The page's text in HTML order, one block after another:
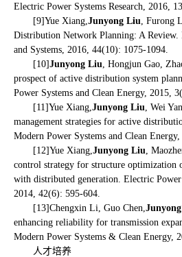
Electric Power Systems Research, 2016,
[9]Yue Xiang, Junyong Liu , Furong
Distribution Network Planning: A Review.
and Systems, 2016, 44(10): 1075-1094.
[10]Junyong Liu , Hongjun Gao,
prospect of active distribution system
Power Systems and Clean Energy, 2015,
[11]Yue Xiang, Junyong Liu , Wei
management strategies for active
Modern Power Systems and Clean
[12]Yue Xiang, Junyong Liu ,
control strategy for structure optimization
with distributed generation. Electric Power
2014, 42(6): 595-604.
[13]Chengxin Li, Guo Chen,
enhancing reliability for transmission
Modern Power Systems & Clean Energy,
人才培养